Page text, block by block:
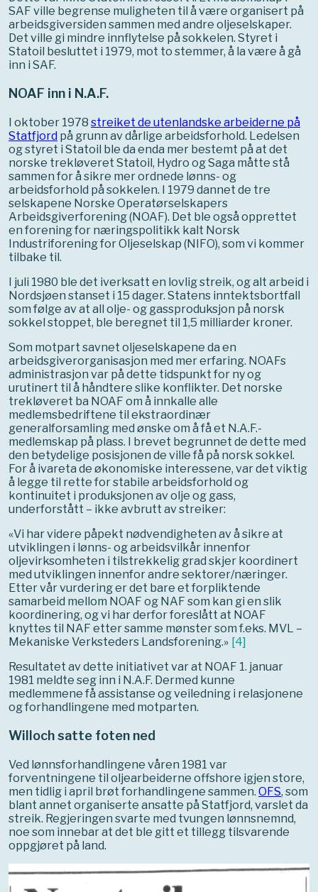
SAF ville begrense muligheten til å være organisert på
arbeidsgiversiden sammen med andre oljeselskaper.
Det ville gi mindre innflytelse på sokkelen. Styret i
Statoil besluttet i 1979, mot to stemmer, å la være å gå
inn i SAF.
NOAF inn i N.A.F.
I oktober 1978 streiket de utenlandske arbeiderne på
Statfjord på grunn av dårlige arbeidsforhold. Ledelsen
og styret i Statoil ble da enda mer bestemt på at det
norske trekløveret Statoil, Hydro og Saga måtte stå
sammen for å sikre mer ordnede lønns- og
arbeidsforhold på sokkelen. I 1979 dannet de tre
selskapene Norske Operatørselskapers
Arbeidsgiverforening (NOAF). Det ble også opprettet
en forening for næringspolitikk kalt Norsk
Industriforening for Oljeselskap (NIFO), som vi kommer
tilbake til.
I juli 1980 ble det iverksatt en lovlig streik, og alt arbeid i
Nordsjøen stanset i 15 dager. Statens inntektsbortfall
som følge av at all olje- og gassproduksjon på norsk
sokkel stoppet, ble beregnet til 1,5 milliarder kroner.
Som motpart savnet oljeselskapene da en
arbeidsgiverorganisasjon med mer erfaring. NOAFs
administrasjon var på dette tidspunkt for ny og
urutinert til å håndtere slike konflikter. Det norske
trekløveret ba NOAF om å innkalle alle
medlemsbedriftene til ekstraordinær
generalforsamling med ønske om å få et N.A.F.-
medlemskap på plass. I brevet begrunnet de dette med
den betydelige posisjonen de ville få på norsk sokkel.
For å ivareta de økonomiske interessene, var det viktig
å legge til rette for stabile arbeidsforhold og
kontinuitet i produksjonen av olje og gass,
underforstått – ikke avbrutt av streiker:
«Vi har videre påpekt nødvendigheten av å sikre at
utviklingen i lønns- og arbeidsvilkår innenfor
oljevirksomheten i tilstrekkelig grad skjer koordinert
med utviklingen innenfor andre sektorer/næringer.
Etter vår vurdering er det bare et forpliktende
samarbeid mellom NOAF og NAF som kan gi en slik
koordinering, og vi har derfor foreslått at NOAF
knyttes til NAF etter samme mønster som f.eks. MVL –
Mekaniske Verksteders Landsforening.» [4]
Resultatet av dette initiativet var at NOAF 1. januar
1981 meldte seg inn i N.A.F. Dermed kunne
medlemmene få assistanse og veiledning i relasjonene
og forhandlingene med motparten.
Willoch satte foten ned
Ved lønnsforhandlingene våren 1981 var
forventningene til oljearbeiderne offshore igjen store,
men tidlig i april brøt forhandlingene sammen. OFS, som
blant annet organiserte ansatte på Statfjord, varslet da
streik. Regjeringen svarte med tvungen lønnsnemnd,
noe som innebar at det ble gitt et tillegg tilsvarende
oppgjøret på land.